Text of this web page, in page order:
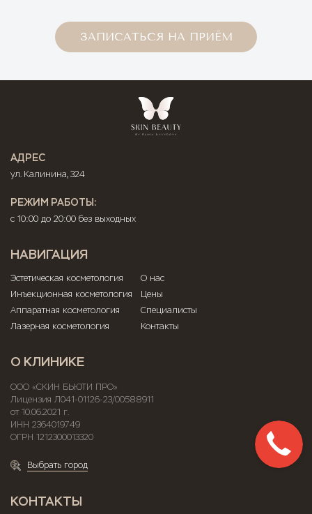
ЗАПИСАТЬСЯ НА ПРИЁМ
АДРЕС
ул. Калинина, 324
РЕЖИМ РАБОТЫ:
с 10:00 до 20:00 без выходных
НАВИГАЦИЯ
Эстетическая косметология
Инъекционная косметология
Аппаратная косметология
Лазерная косметология
О нас
Цены
Специалисты
Контакты
О КЛИНИКЕ
ООО «СКИН БЬЮТИ ПРО»
Лицензия Л041-01126-23/00588911
от 10.06.2021 г.
ИНН 2364019749
ОГРН 1212300013320
Выбрать город
КОНТАКТЫ